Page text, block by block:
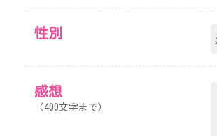
性別
感想
（400文字まで）